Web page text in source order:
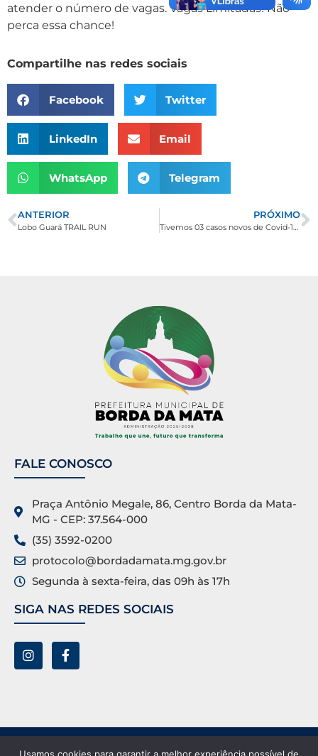
atender o número de vagas. Vagas Limitadas! Não
perca essa chance!
Compartilhe nas redes sociais
Facebook Twitter
LinkedIn Email
WhatsApp Telegram
ANTERIOR
Lobo Guará TRAIL RUN
PRÓXIMO
Tivemos 03 casos novos de Covid-19 na última semana
FALE CONOSCO
Praça Antônio Megale, 86, Centro Borda da Mata-
MG - CEP: 37.564-000
(35) 3592-0200
protocolo@bordadamata.mg.gov.br
Segunda à sexta-feira, das 09h às 17h
SIGA NAS REDES SOCIAIS